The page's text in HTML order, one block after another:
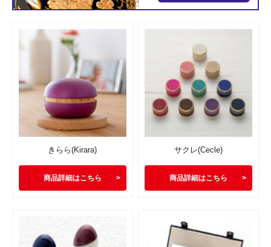
きらら(Kirara)
商品詳細はこちら
サクレ(Cecle)
商品詳細はこちら